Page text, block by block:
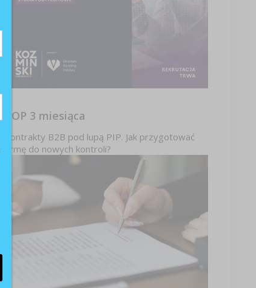
TOP 3 miesiąca
Kontrakty B2B pod lupą PIP. Jak przygotować
firmę do nowych kontroli?